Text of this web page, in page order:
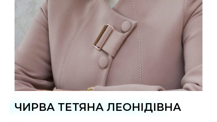
ЧИРВА ТЕТЯНА ЛЕОНІДІВНА